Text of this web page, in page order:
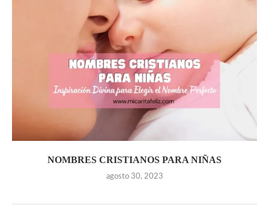
NOMBRES CRISTIANOS PARA NIÑAS
agosto 30, 2023